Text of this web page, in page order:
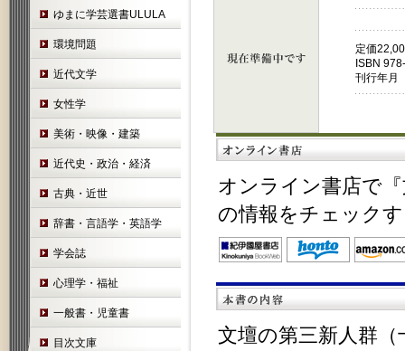
ゆまに学芸選書ULULA
環境問題
近代文学
女性学
美術・映像・建築
近代史・政治・経済
古典・近世
辞書・言語学・英語学
学会誌
心理学・福祉
一般書・児童書
目次文庫
定価
ISBN
刊行年
オンライン書店で
の情報をチェック
文壇の第三新人群